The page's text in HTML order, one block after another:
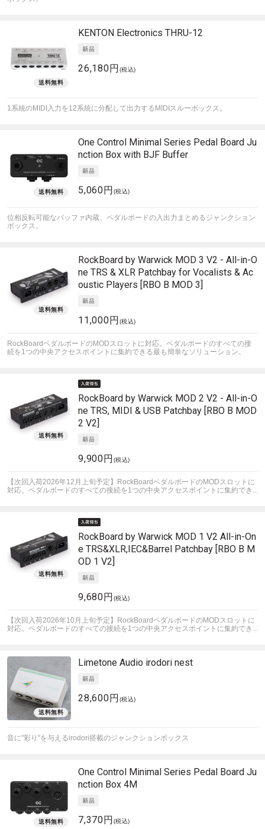
KENTON Electronics THRU-12
26,180円 (税込)
1系統のMIDI入力を12系統に分配して出力するMIDIスルーボックス。
One Control Minimal Series Pedal Board Ju
nction Box with BJF Buffer
5,060円 (税込)
位相反転可能なバッファ内蔵、ペダルボードの入出力まとめるジャンクション
ボックス。
RockBoard by Warwick MOD 3 V2 - All-in-O
ne TRS & XLR Patchbay for Vocalists & Ac
oustic Players [RBO B MOD 3]
11,000円 (税込)
RockBoardペダルボードのMODスロットに対応。ペダルボードのすべての接
続を1つの中央アクセスポイントに集約できる最も簡単なソリューション。
RockBoard by Warwick MOD 2 V2 - All-in-O
ne TRS, MIDI & USB Patchbay [RBO B MOD
2 V2]
9,900円 (税込)
【次回入荷2026年12月上旬予定】RockBoardペダルボードのMODスロットに
対応。ペダルボードのすべての接続を1つの中央アクセスポイントに集約でき...
RockBoard by Warwick MOD 1 V2 All-in-On
e TRS&XLR,IEC&Barrel Patchbay [RBO B M
OD 1 V2]
9,680円 (税込)
【次回入荷2026年10月上旬予定】RockBoardペダルボードのMODスロットに
対応。ペダルボードのすべての接続を1つの中央アクセスポイントに集約でき...
Limetone Audio irodori nest
28,600円 (税込)
音に"彩り"を与えるirodori搭載のジャンクションボックス
One Control Minimal Series Pedal Board Ju
nction Box 4M
7,370円 (税込)